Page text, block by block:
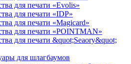
для печати «Evolis»
для печати «IDP»
для печати «Magicard»
для печати «POINTMAN»
для печати &quot;Seaory&quot;
для шлагбаумов